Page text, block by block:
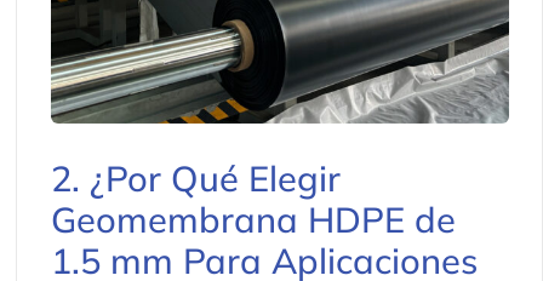
2. ¿Por Qué Elegir
Geomembrana HDPE de
1.5 mm Para Aplicaciones